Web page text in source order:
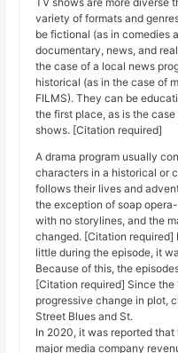
variety of formats and
be fictional (as in comedies
documentary, news, and
the case of a local news
historical (as in the case of
FILMS). They can be
the first place, as is the
shows. [Citation required]
A drama program usually
characters in a historical or
follows their lives and
the exception of soap
with no storylines, and the
changed. [Citation required]
little during the episode, it
Because of this, the
[Citation required] Since the
progressive change in plot,
Street Blues and St.
In 2020, it was reported
major media company